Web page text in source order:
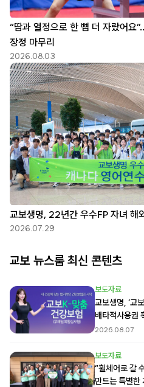
“땀과 열정으로 한 뼘 더 자랐어요
장정 마무리
2026.08.03
교보생명, 22년간 우수FP 자녀 해
2026.07.29
교보 뉴스룸 최신 콘텐츠
보도자료
교보생명, ‘교
배타적사용권
2026.08.07
보도자료
“휠체어로 갈
만드는 특별한